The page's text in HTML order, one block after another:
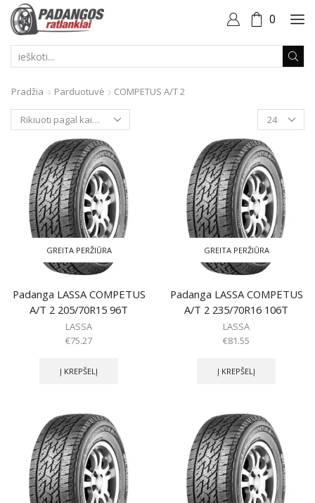
0
Pradžia Parduotuvė
COMPETUS A/T 2
Produktai
puslapyje
GREITA PERŽIŪRA
Padanga LASSA COMPETUS
A/T 2 205/70R15 96T
LASSA
€75.27
Į KREPŠELĮ
GREITA PERŽIŪRA
Padanga LASSA COMPETUS
A/T 2 235/70R16 106T
LASSA
€81.55
Į KREPŠELĮ